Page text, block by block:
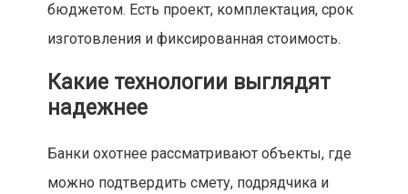
бюджетом. Есть проект, комплектация, срок
изготовления и фиксированная стоимость.
Какие технологии выглядят
надежнее
Банки охотнее рассматривают объекты, где
можно подтвердить смету, подрядчика и